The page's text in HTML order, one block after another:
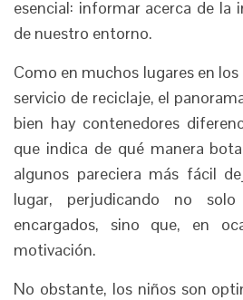
esencial: informar acerca de la
de nuestro entorno.
Como en muchos lugares en
servicio de reciclaje, el
bien hay contenedores
que indica de qué manera
algunos pareciera más fácil
lugar, perjudicando no
encargados, sino que, en
motivación.
No obstante, los niños son